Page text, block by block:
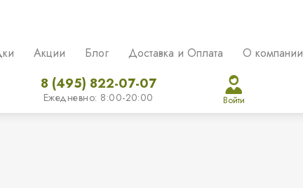
Акции Блог Доставка и Оплата О компании
8 (495) 822-07-07
Ежедневно: 8:00-20:00 Войти